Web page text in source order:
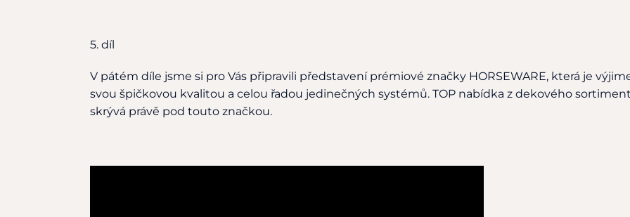
5. díl
V pátém díle jsme si pro Vás připravili představení prémiové značky HORSEWARE, která je
svou špičkovou kvalitou a celou řadou jedinečných systémů. TOP nabídka z dekového
skrývá právě pod touto značkou.